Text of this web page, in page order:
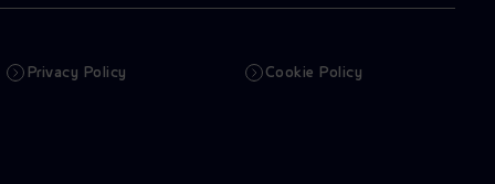
Privacy Policy Cookie Policy